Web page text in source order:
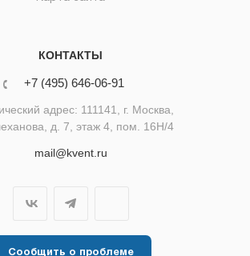
КОНТАКТЫ
+7 (495) 646-06-91
адрес: 111141, г. Москва,
д. 7, этаж 4, пом. 16Н/4
mail@kvent.ru
Сообщить о проблеме